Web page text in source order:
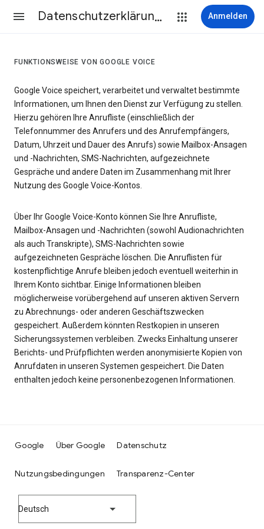
Datenschutzerklärung & Nutzungsbedingungen Anmelden
FUNKTIONSWEISE VON GOOGLE VOICE
Google Voice speichert, verarbeitet und verwaltet bestimmte
Informationen, um Ihnen den Dienst zur Verfügung zu stellen.
Hierzu gehören Ihre Anrufliste (einschließlich der
Telefonnummer des Anrufers und des Anrufempfängers,
Datum, Uhrzeit und Dauer des Anrufs) sowie Mailbox-Ansagen
und -Nachrichten, SMS-Nachrichten, aufgezeichnete
Gespräche und andere Daten im Zusammenhang mit Ihrer
Nutzung des Google Voice-Kontos.
Über Ihr Google Voice-Konto können Sie Ihre Anrufliste,
Mailbox-Ansagen und -Nachrichten (sowohl Audionachrichten
als auch Transkripte), SMS-Nachrichten sowie
aufgezeichneten Gespräche löschen. Die Anruflisten für
kostenpflichtige Anrufe bleiben jedoch eventuell weiterhin in
Ihrem Konto sichtbar. Einige Informationen bleiben
möglicherweise vorübergehend auf unseren aktiven Servern
zu Abrechnungs- oder anderen Geschäftszwecken
gespeichert. Außerdem könnten Restkopien in unseren
Sicherungssystemen verbleiben. Zwecks Einhaltung unserer
Berichts- und Prüfpflichten werden anonymisierte Kopien von
Anrufdaten in unseren Systemen gespeichert. Die Daten
enthalten jedoch keine personenbezogenen Informationen.
Google Über Google Datenschutz
Nutzungsbedingungen Transparenz-Center
Deutsch